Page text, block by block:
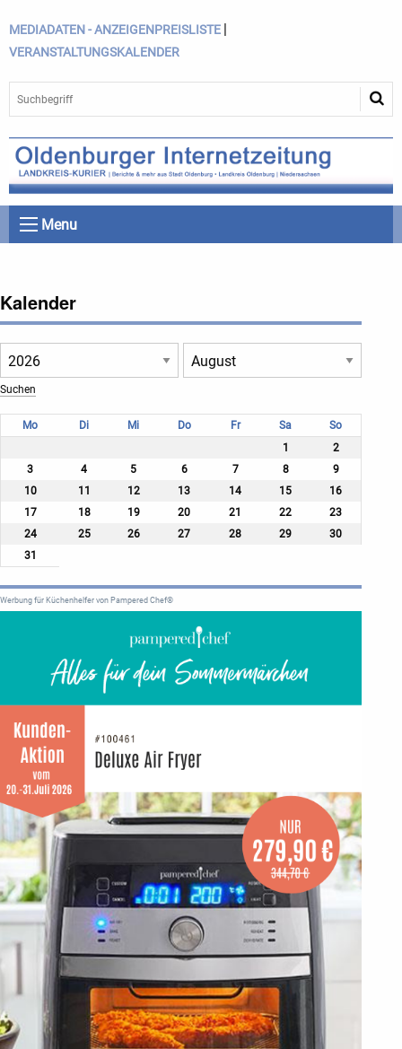
MEDIADATEN - ANZEIGENPREISLISTE |
VERANSTALTUNGSKALENDER
Menu
Kalender
Mo Di Mi Do Fr Sa
So
1
2
3
4 5 6 7 8
9
10
11 12 13 14 15
16
17
18 19 20 21 22
23
24
25 26 27 28 29
30
31
Werbung für Küchenhelfer von Pampered Chef®